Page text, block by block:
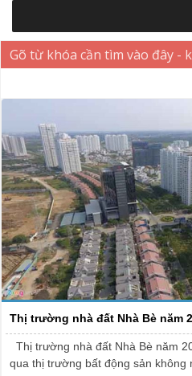
Thị trường nhà đất Nhà Bè năm
Thị trường nhà đất Nhà Bè năm
qua thị trường bất động sản không